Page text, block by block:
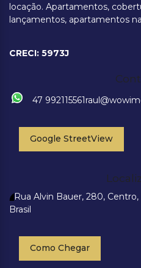
locação. Apartamentos,
lançamentos, apartamentos
CRECI: 5973J
47 992115561
Google StreetView
Rua Alvin Bauer, 280, Centro,
Brasil
Como Chegar